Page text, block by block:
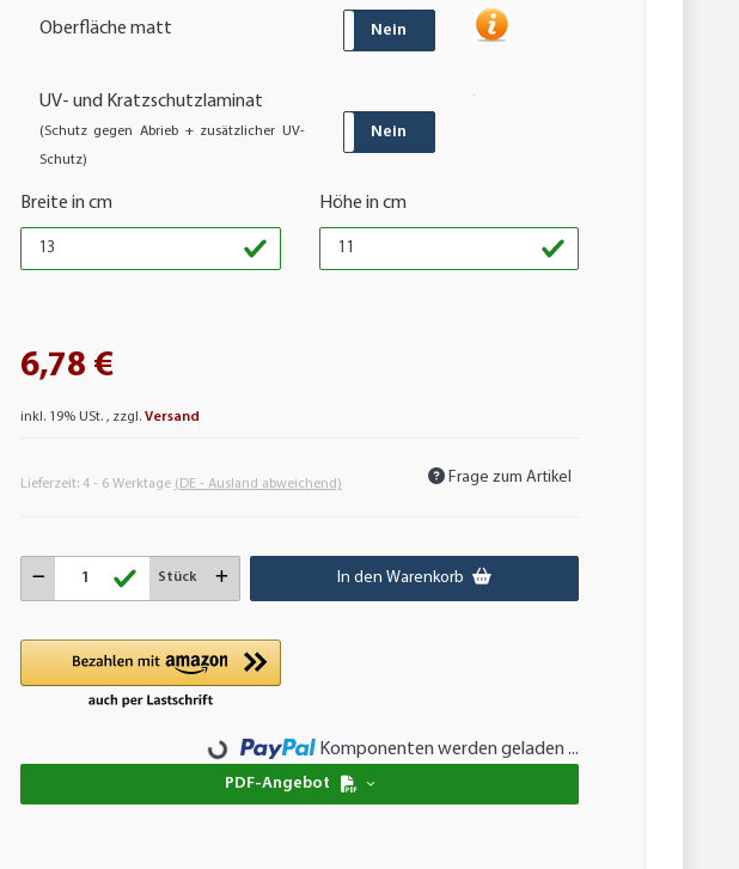
Oberfläche matt Nein
UV- und Kratzschutzlaminat
(Schutz gegen Abrieb + zusätzlicher UV-
Schutz)
JA Nein
Breite in cm Höhe in cm
6,78 €
inkl. 19% USt. , zzgl. Versand
Lieferzeit: 4 - 6 Werktage (DE - Ausland abweichend) Frage zum Artikel
Stück In den Warenkorb
Loading...
Komponenten werden geladen ...
PDF-Angebot